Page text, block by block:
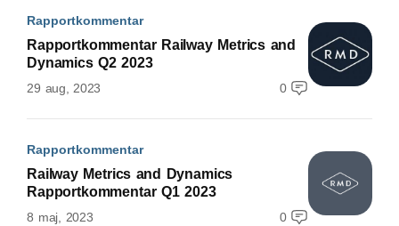
Rapportkommentar
Rapportkommentar Railway Metrics and
Dynamics Q2 2023
29 aug, 2023 0
Rapportkommentar
Railway Metrics and Dynamics
Rapportkommentar Q1 2023
8 maj, 2023 0